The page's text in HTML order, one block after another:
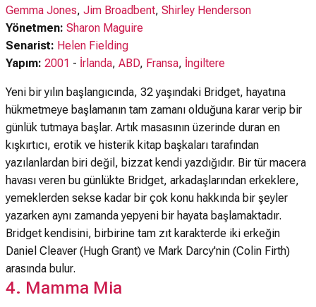
Gemma Jones, Jim Broadbent, Shirley Henderson
Yönetmen: Sharon Maguire
Senarist: Helen Fielding
Yapım: 2001 - İrlanda, ABD, Fransa, İngiltere
Yeni bir yılın başlangıcında, 32 yaşındaki Bridget, hayatına
hükmetmeye başlamanın tam zamanı olduğuna karar verip bir
günlük tutmaya başlar. Artık masasının üzerinde duran en
kışkırtıcı, erotik ve histerik kitap başkaları tarafından
yazılanlardan biri değil, bizzat kendi yazdığıdır. Bir tür macera
havası veren bu günlükte Bridget, arkadaşlarından erkeklere,
yemeklerden sekse kadar bir çok konu hakkında bir şeyler
yazarken aynı zamanda yepyeni bir hayata başlamaktadır.
Bridget kendisini, birbirine tam zıt karakterde iki erkeğin
Daniel Cleaver (Hugh Grant) ve Mark Darcy'nin (Colin Firth)
arasında bulur.
4. Mamma Mia